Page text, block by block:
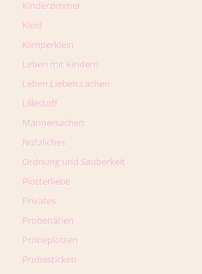
Kinderzimmer
Kleid
Klimperklein
Leben mit Kindern
Leben.Lieben.Lachen
Lillestoff
Männersachen
Nützliches
Ordnung und Sauberkeit
Plotterliebe
Privates
Probenähen
Probeplotten
Probesticken